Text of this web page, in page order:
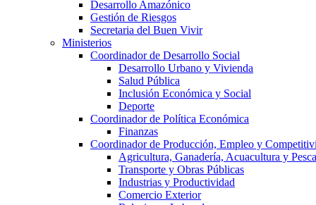
Desarrollo Amazónico
Gestión de Riesgos
Secretaria del Buen Vivir
Ministerios
Coordinador de Desarrollo Social
Desarrollo Urbano y Vivienda
Salud Pública
Inclusión Económica y Social
Deporte
Coordinador de Política Económica
Finanzas
Coordinador de Producción, Empleo y
Agricultura, Ganadería, Acuacultura y Pesca
Transporte y Obras Públicas
Industrias y Productividad
Comercio Exterior